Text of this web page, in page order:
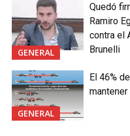
GENERAL
Quedó
Ramiro
contra el
Brunelli
GENERAL
El 46%